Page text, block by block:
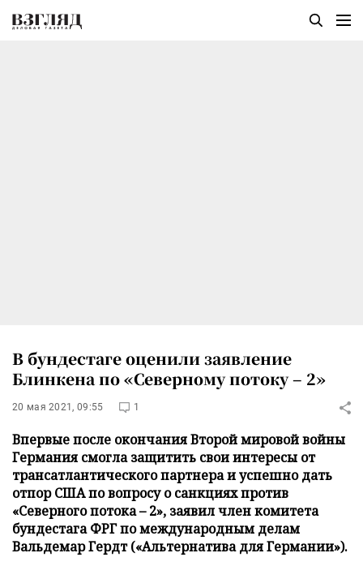
В бундестаге оценили заявление
Блинкена по «Северному потоку – 2»
20 мая 2021, 09:55 1
Впервые после окончания Второй мировой войны
Германия смогла защитить свои интересы от
трансатлантического партнера и успешно дать
отпор США по вопросу о санкциях против
«Северного потока – 2», заявил член комитета
бундестага ФРГ по международным делам
Вальдемар Гердт («Альтернатива для Германии»).